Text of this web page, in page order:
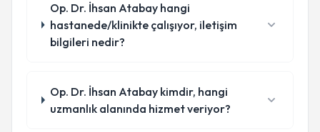
Op. Dr. İhsan Atabay hangi
hastanede/klinikte çalışıyor, iletişim
bilgileri nedir?
Op. Dr. İhsan Atabay kimdir, hangi
uzmanlık alanında hizmet veriyor?